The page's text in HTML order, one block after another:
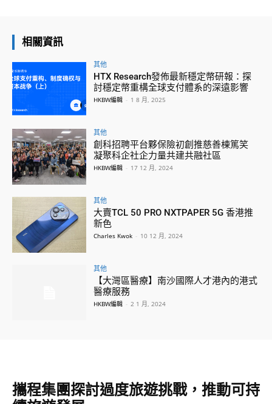
相關資訊
其他
HTX Research發佈最新穩定幣研報：探
討穩定幣重構全球支付體系的深遠影響
HKBW編輯 - 1 8 月, 2025
其他
創科招聘平台夥保險初創推慈善棟篤笑
凝聚科企社企力量共建共融社區
HKBW編輯 - 17 12 月, 2024
其他
大賣TCL 50 PRO NXTPAPER 5G 香港推
新色
Charles Kwok - 10 12 月, 2024
其他
【大灣區醫療】南沙國際人才港內的港式
醫療服務
HKBW編輯 - 2 1 月, 2024